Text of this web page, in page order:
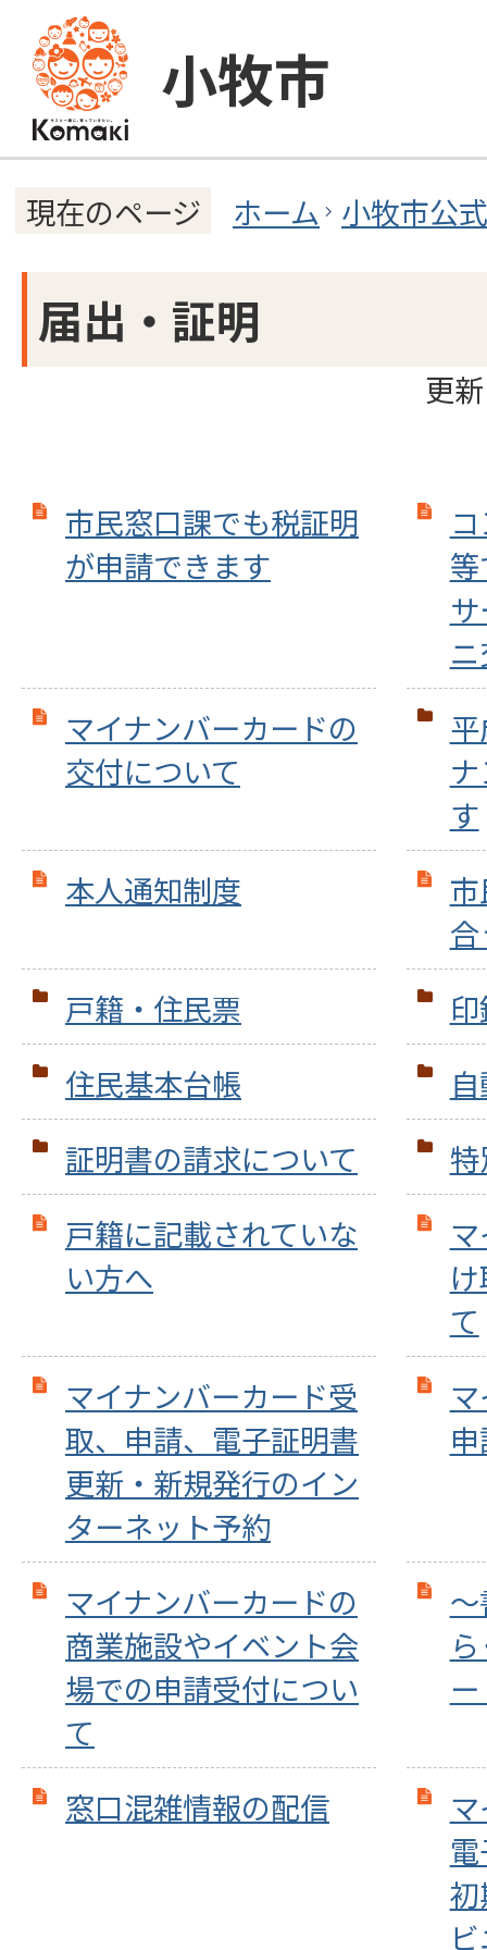
小牧市
現在のページ ホーム 小牧市公
届出・証明
更
市民窓口課でも税証明
が申請できます
マイナンバーカードの
交付について
す
本人通知制度
戸籍・住民票
住民基本台帳
証明書の請求について
戸籍に記載されていな
い方へ
て
マイナンバーカード受
取、申請、電子証明書
更新・新規発行のイン
ターネット予約
マイナンバーカードの
商業施設やイベント会
場での申請受付につい
て
窓口混雑情報の配信